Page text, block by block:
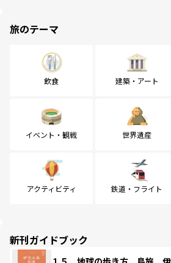
旅のテーマ
飲食 建築・アート
イベント・観戦 世界遺産
アクティビティ 鉄道・フライト
新刊ガイドブック